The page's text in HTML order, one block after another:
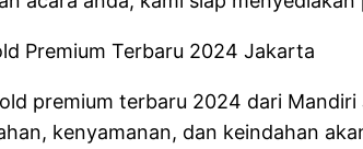
premium terbaru 2024 dari
kenyamanan, dan keindahan